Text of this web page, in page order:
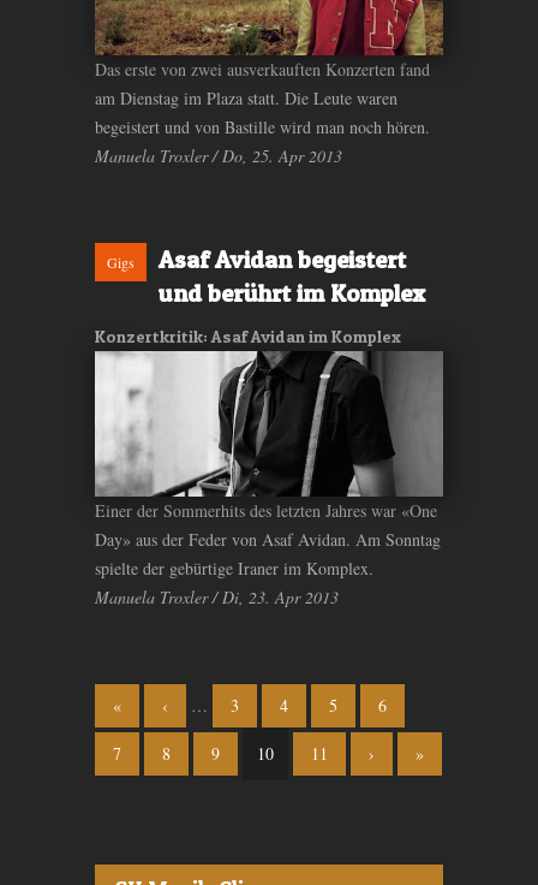
Das erste von zwei ausverkauften Konzerten fand
am Dienstag im Plaza statt. Die Leute waren
begeistert und von Bastille wird man noch hören.
Manuela Troxler / Do, 25. Apr 2013
Gigs
Asaf Avidan begeistert
und berührt im Komplex
Konzertkritik: Asaf Avidan im Komplex
Einer der Sommerhits des letzten Jahres war «One
Day» aus der Feder von Asaf Avidan. Am Sonntag
spielte der gebürtige Iraner im Komplex.
Manuela Troxler / Di, 23. Apr 2013
Seiten
« ‹ … 3 4 5 6
7 8 9 10 11 › »